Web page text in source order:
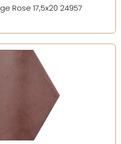
Rose 17,5x20 24957